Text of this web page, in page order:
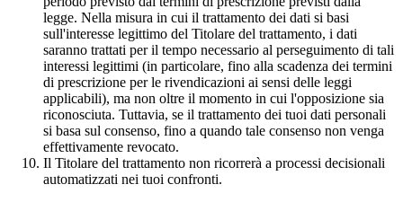
legge. Nella misura in cui il trattamento dei dati si basi
sull'interesse legittimo del Titolare del trattamento, i dati
saranno trattati per il tempo necessario al perseguimento di tali
interessi legittimi (in particolare, fino alla scadenza dei termini
di prescrizione per le rivendicazioni ai sensi delle leggi
applicabili), ma non oltre il momento in cui l'opposizione sia
riconosciuta. Tuttavia, se il trattamento dei tuoi dati personali
si basa sul consenso, fino a quando tale consenso non venga
effettivamente revocato.
Il Titolare del trattamento non ricorrerà a processi decisionali
automatizzati nei tuoi confronti.